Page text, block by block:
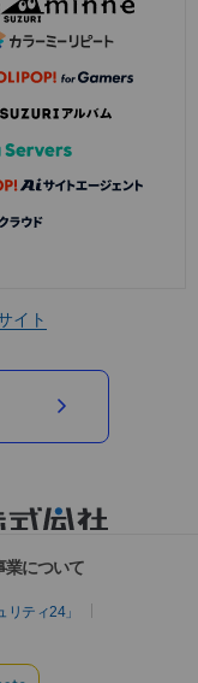
イト
業について
ティ24」